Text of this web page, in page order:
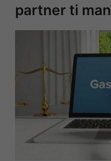
partner ti